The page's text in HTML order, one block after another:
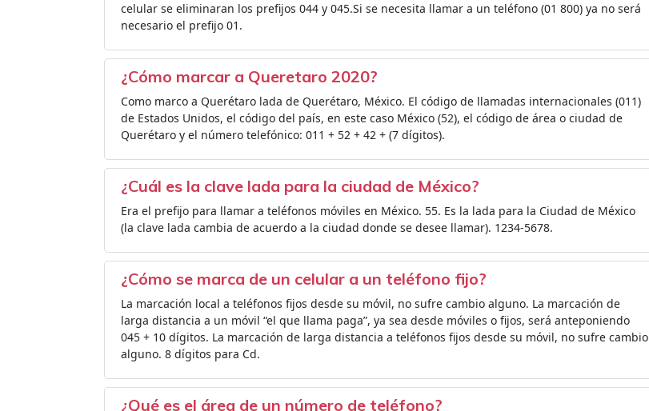
celular se eliminaran los prefijos 044 y 045.Si se necesita llamar a un teléfono (01 800) ya no será
necesario el prefijo 01.
¿Cómo marcar a Queretaro 2020?
Como marco a Querétaro lada de Querétaro, México. El código de llamadas internacionales (011)
de Estados Unidos, el código del país, en este caso México (52), el código de área o ciudad de
Querétaro y el número telefónico: 011 + 52 + 42 + (7 dígitos).
¿Cuál es la clave lada para la ciudad de México?
Era el prefijo para llamar a teléfonos móviles en México. 55. Es la lada para la Ciudad de México
(la clave lada cambia de acuerdo a la ciudad donde se desee llamar). 1234-5678.
¿Cómo se marca de un celular a un teléfono fijo?
La marcación local a teléfonos fijos desde su móvil, no sufre cambio alguno. La marcación de
larga distancia a un móvil “el que llama paga”, ya sea desde móviles o fijos, será anteponiendo
045 + 10 dígitos. La marcación de larga distancia a teléfonos fijos desde su móvil, no sufre cambio
alguno. 8 dígitos para Cd.
¿Qué es el área de un número de teléfono?